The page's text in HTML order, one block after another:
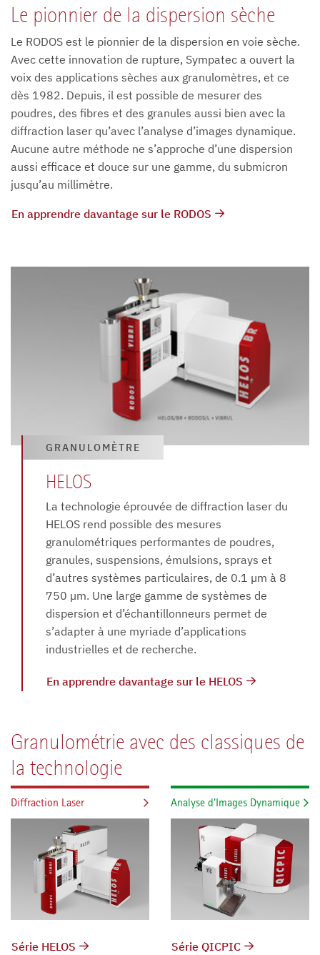
Le pionnier de la dispersion sèche
Le RODOS est le pionnier de la dispersion en voie sèche.
Avec cette innovation de rupture, Sympatec a ouvert la
voix des applications sèches aux granulomètres, et ce
dès 1982. Depuis, il est possible de mesurer des
poudres, des fibres et des granules aussi bien avec la
diffraction laser qu’avec l’analyse d’images dynamique.
Aucune autre méthode ne s’approche d’une dispersion
aussi efficace et douce sur une gamme, du submicron
jusqu’au millimètre.
En apprendre davantage sur le RODOS
GRANULOMÈTRE
HELOS
La technologie éprouvée de diffraction laser du
HELOS rend possible des mesures
granulométriques performantes de poudres,
granules, suspensions, émulsions, sprays et
d’autres systèmes particulaires, de 0.1 µm à 8
750 µm. Une large gamme de systèmes de
dispersion et d’échantillonneurs permet de
s’adapter à une myriade d’applications
industrielles et de recherche.
En apprendre davantage sur le HELOS
Granulométrie avec des classiques de
la technologie
Diffraction Laser
Série HELOS
Analyse d’Images Dynamique
Série QICPIC